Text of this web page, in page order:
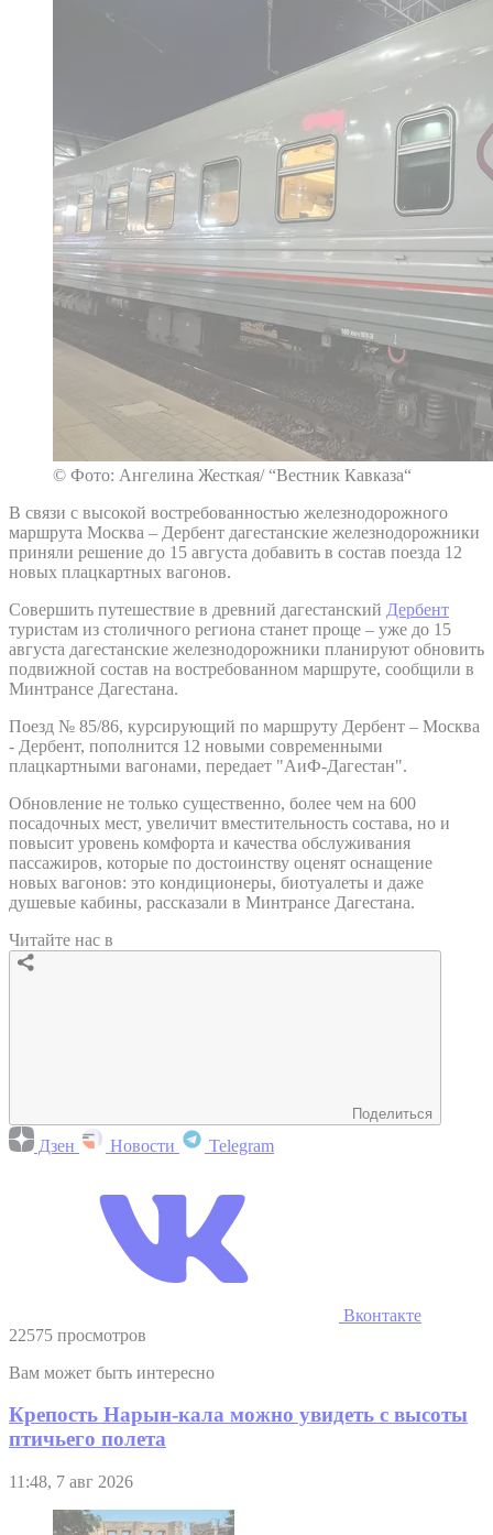
© Фото: Ангелина Жесткая/ “Вестник Кавказа“
В связи с высокой востребованностью железнодорожного
маршрута Москва – Дербент дагестанские железнодорожники
приняли решение до 15 августа добавить в состав поезда 12
новых плацкартных вагонов.
Совершить путешествие в древний дагестанский Дербент
туристам из столичного региона станет проще – уже до 15
августа дагестанские железнодорожники планируют обновить
подвижной состав на востребованном маршруте, сообщили в
Минтрансе Дагестана.
Поезд № 85/86, курсирующий по маршруту Дербент – Москва
- Дербент, пополнится 12 новыми современными
плацкартными вагонами, передает "АиФ-Дагестан".
Обновление не только существенно, более чем на 600
посадочных мест, увеличит вместительность состава, но и
повысит уровень комфорта и качества обслуживания
пассажиров, которые по достоинству оценят оснащение
новых вагонов: это кондиционеры, биотуалеты и даже
душевые кабины, рассказали в Минтрансе Дагестана.
Читайте нас в
Поделиться
Дзен Новости Telegram
Вконтакте
22575 просмотров
Вам может быть интересно
Крепость Нарын-кала можно увидеть с высоты
птичьего полета
11:48, 7 авг 2026